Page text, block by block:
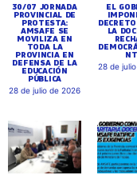
30/07 JORNADA
PROVINCIAL DE
PROTESTA:
AMSAFE SE
MOVILIZA EN
TODA LA
PROVINCIA EN
DEFENSA DE LA
EDUCACIÓN
PÚBLICA
28 de julio de 2026
EL
LA
28 de